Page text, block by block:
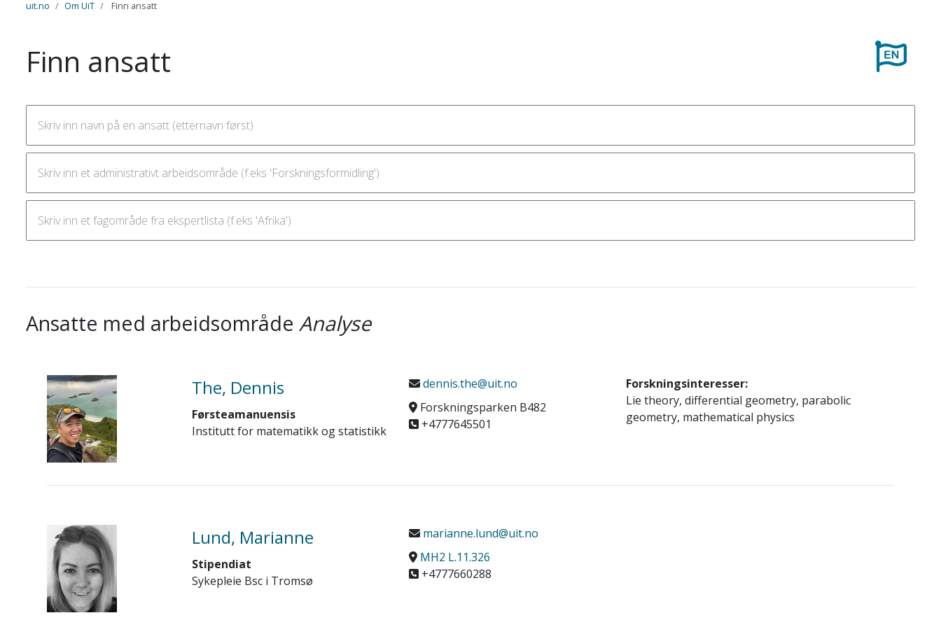
uit.no Om UiT Finn ansatt
Finn ansatt
Ansatte med arbeidsområde Analyse
The, Dennis
Førsteamanuensis
Institutt for matematikk og statistikk
dennis.the@uit.no
Forskningsparken B482
+4777645501
Forskningsinteresser:
Lie theory, differential geometry, parabolic
geometry, mathematical physics
Lund, Marianne
Stipendiat
Sykepleie Bsc i Tromsø
marianne.lund@uit.no
MH2 L.11.326
+4777660288